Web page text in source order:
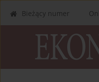
Bieżący numer